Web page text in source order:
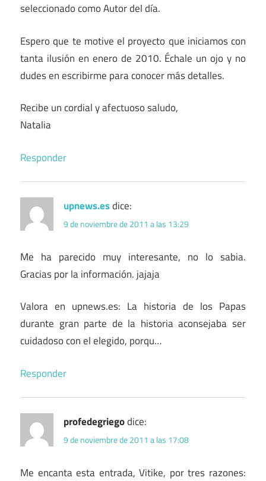
seleccionado como Autor del día.
Espero que te motive el proyecto que iniciamos con
tanta ilusión en enero de 2010. Échale un ojo y no
dudes en escribirme para conocer más detalles.
Recibe un cordial y afectuoso saludo,
Natalia
Responder
upnews.esdice:
9 de noviembre de 2011 a las 13:29
Me ha parecido muy interesante, no lo sabia.
Gracias por la información. jajaja
Valora en upnews.es: La historia de los Papas
durante gran parte de la historia aconsejaba ser
cuidadoso con el elegido, porqu…
Responder
profedegriegodice:
9 de noviembre de 2011 a las 17:08
Me encanta esta entrada, Vitike, por tres razones: